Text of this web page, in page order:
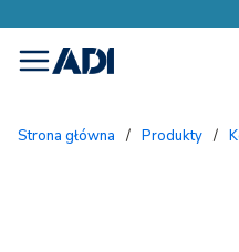
menu
Strona główna / Produkty /